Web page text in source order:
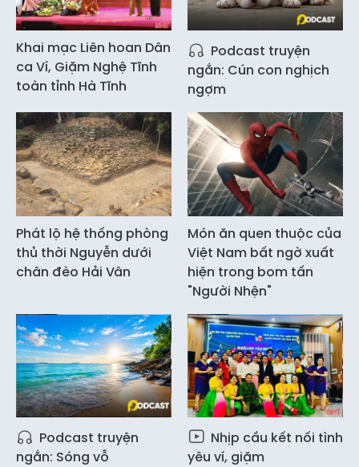
Khai mạc Liên hoan Dân
ca Ví, Giặm Nghệ Tĩnh
toàn tỉnh Hà Tĩnh
Podcast truyện
ngắn: Cún con nghịch
ngợm
Phát lộ hệ thống phòng
thủ thời Nguyễn dưới
chân đèo Hải Vân
Món ăn quen thuộc của
Việt Nam bất ngờ xuất
hiện trong bom tấn
"Người Nhện"
Podcast truyện
ngắn: Sóng vỗ
Nhịp cầu kết nối tình
yêu ví, giặm